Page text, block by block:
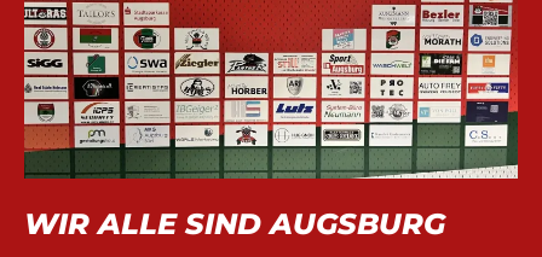
WIR ALLE SIND AUGSBURG